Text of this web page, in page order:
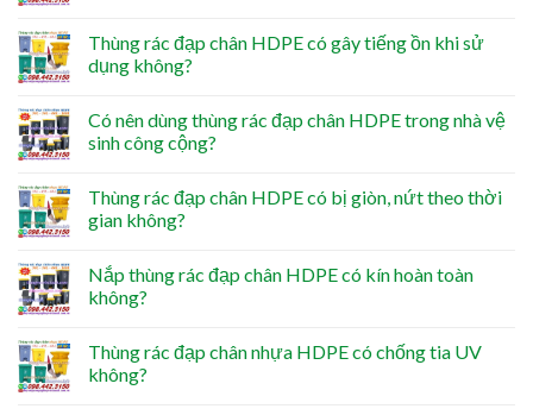
Thùng rác đạp chân HDPE có gây tiếng ồn khi sử
dụng không?
Có nên dùng thùng rác đạp chân HDPE trong nhà vệ
sinh công cộng?
Thùng rác đạp chân HDPE có bị giòn, nứt theo thời
gian không?
Nắp thùng rác đạp chân HDPE có kín hoàn toàn
không?
Thùng rác đạp chân nhựa HDPE có chống tia UV
không?